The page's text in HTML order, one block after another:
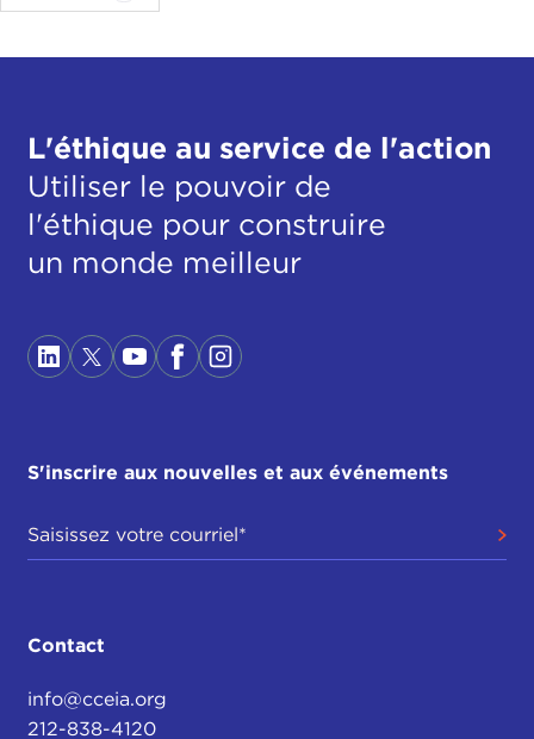
L'éthique au service de l'action
Utiliser le pouvoir de
l'éthique pour construire
un monde meilleur
S'inscrire aux nouvelles et aux événements
Contact
info@cceia.org
212-838-4120